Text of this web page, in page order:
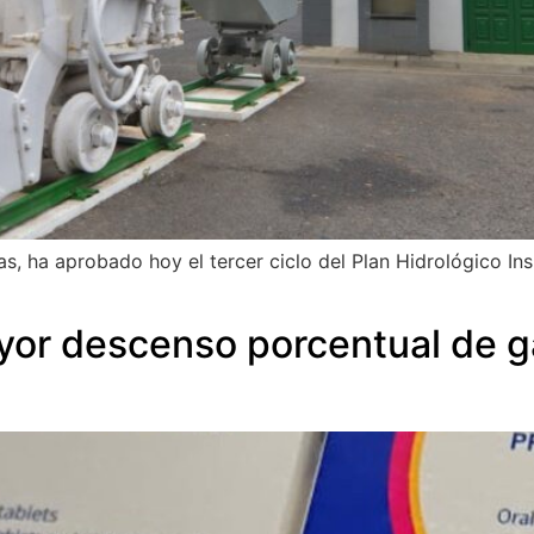
ha aprobado hoy el tercer ciclo del Plan Hidrológico
descenso porcentual de